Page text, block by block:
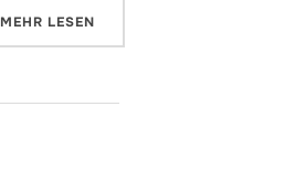
MEHR ÜBER „CORONA UND DIE
LESEN